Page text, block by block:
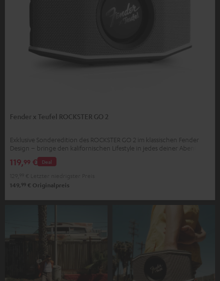
Fender x Teufel ROCKSTER GO 2
Exklusive Sonderedition des ROCKSTER GO 2 im klassischen Fender
Design – bringe den kalifornischen Lifestyle in jedes deiner Abenteuer
Deal
119,99 €
149, 99 € Originalpreis